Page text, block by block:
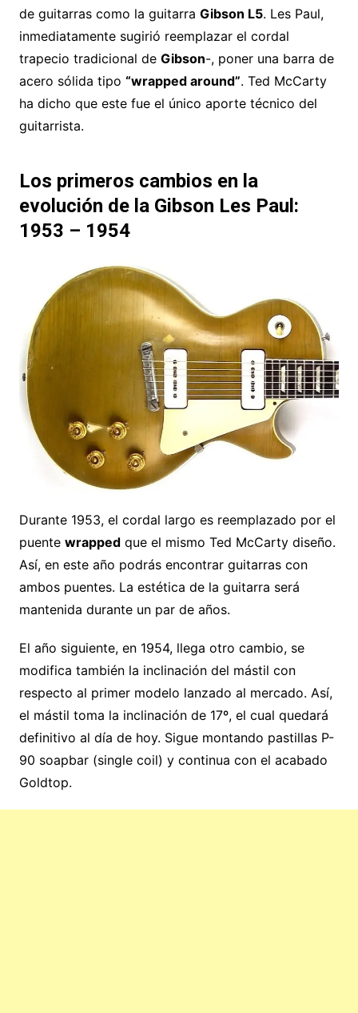
de guitarras como la guitarra Gibson L5. Les Paul,
inmediatamente sugirió reemplazar el cordal
trapecio tradicional de Gibson-, poner una barra de
acero sólida tipo “wrapped around”. Ted McCarty
ha dicho que este fue el único aporte técnico del
guitarrista.
Los primeros cambios en la
evolución de la Gibson Les Paul:
1953 – 1954
Durante 1953, el cordal largo es reemplazado por el
puente wrappedque el mismo Ted McCarty diseño.
Así, en este año podrás encontrar guitarras con
ambos puentes. La estética de la guitarra será
mantenida durante un par de años.
El año siguiente, en 1954, llega otro cambio, se
modifica también la inclinación del mástil con
respecto al primer modelo lanzado al mercado. Así,
el mástil toma la inclinación de 17º, el cual quedará
definitivo al día de hoy. Sigue montando pastillas P-
90 soapbar (single coil) y continua con el acabado
Goldtop.